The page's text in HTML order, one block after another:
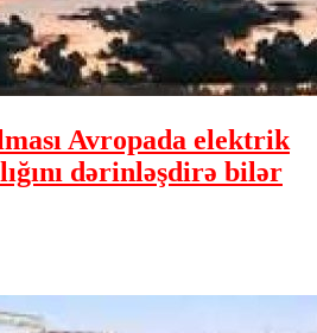
Avropada elektrik
dərinləşdirə bilər